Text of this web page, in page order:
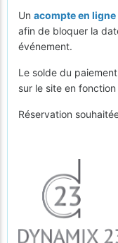
Un acompte en ligne
afin de bloquer la
événement.
Le solde du
sur le site en
Réservation